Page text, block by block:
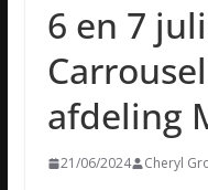
6 en 7
afdeling
21/06/2024 Cheryl